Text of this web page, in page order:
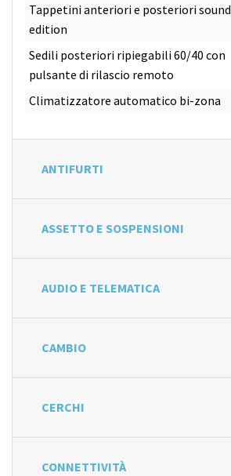
Tappetini anteriori e posteriori sound
edition
Sedili posteriori ripiegabili 60/40 con
pulsante di rilascio remoto
Climatizzatore automatico bi-zona
ANTIFURTI
ASSETTO E SOSPENSIONI
AUDIO E TELEMATICA
CAMBIO
CERCHI
CONNETTIVITÀ